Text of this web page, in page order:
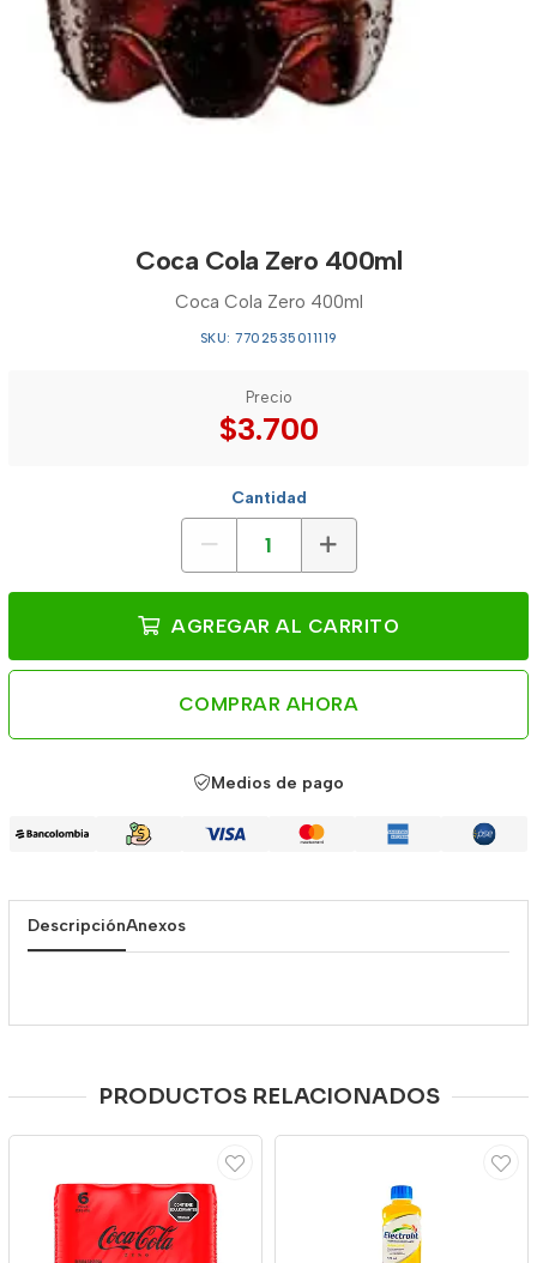
Coca Cola Zero 400ml
Coca Cola Zero 400ml
SKU: 7702535011119
Precio
$3.700
Cantidad
AGREGAR AL CARRITO
COMPRAR AHORA
Medios de pago
DescripciónAnexos
PRODUCTOS RELACIONADOS